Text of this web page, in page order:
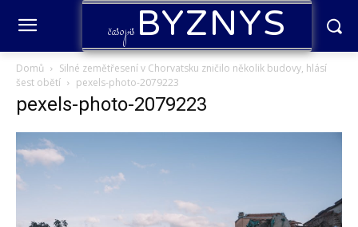
časopisBYZNYS
Domů
Silné zemětřesení v Chorvatsku zničilo několik budovy, hlásí
šest obětí
pexels-photo-2079223
pexels-photo-2079223